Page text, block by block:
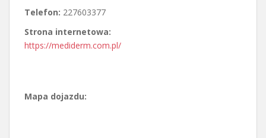
Telefon: 227603377
Strona internetowa:
https://mediderm.com.pl/
Mapa dojazdu: